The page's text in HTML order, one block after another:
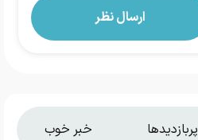
پربازدیدها خبر خوب